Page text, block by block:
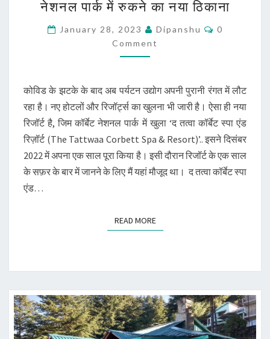
स्पा
रिज़ॉर्ट,
जिम
कॉर्बेट
पार्क
रुकने
का
नया
ठिकाना
नेशनल पार्क में रुकने का नया ठिकाना
January 28, 2023 Dipanshu Comments
0
Comment
कोविड के झटके के बाद अब पर्यटन उद्योग अपनी पुरानी रंगत में लौट
रहा है। नए होटलों और रिजॉर्ट्स का खुलना भी जारी है। ऐसा ही नया
रिजॉर्ट है, जिम कॉर्बेट नेशनल पार्क में खुला ‘द तत्वा कॉर्बेट स्पा एंड
रिज़ॉर्ट (The Tattwaa Corbett Spa & Resort)’.. इसने दिसंबर
2022 में अपना एक साल पूरा किया है। इसी दौरान रिजॉर्ट के एक साल
के सफ़र के बार में जानने के लिए मैं यहां मौजूद था। द तत्वा कॉर्बेट स्पा
एंड…
READ MOREREAD MORE